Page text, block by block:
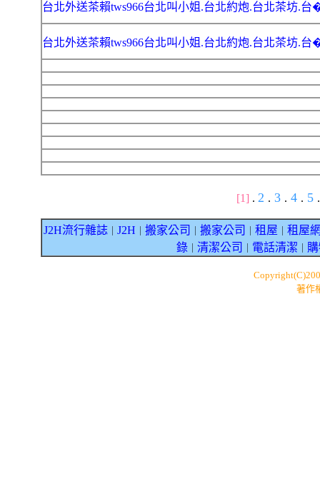
台北外送茶賴tws966台北叫小姐.台北約炮.台北茶坊.台
台北外送茶賴tws966台北叫小姐.台北約炮.台北茶坊.台
[1] . 2 . 3 . 4 . 5 .
J2H流行雜誌 J2H 搬家公司 搬家公司 租屋
租屋
錄｜ 清潔公司 電話清潔
著作